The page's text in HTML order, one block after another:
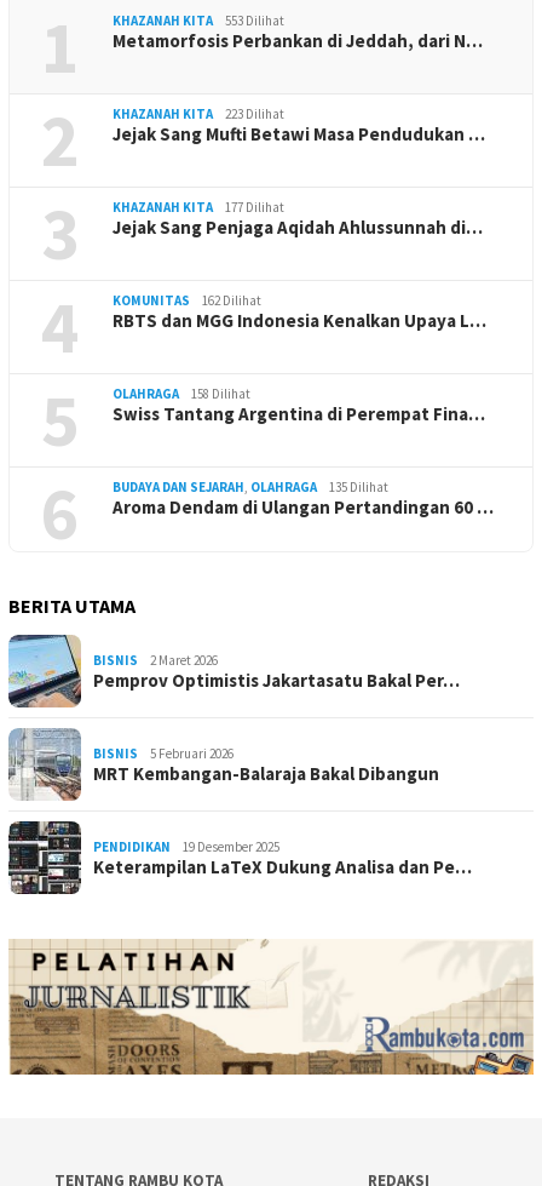
1 KHAZANAH KITA 553 Dilihat
Metamorfosis Perbankan di Jeddah, dari N…
2 KHAZANAH KITA 223 Dilihat
Jejak Sang Mufti Betawi Masa Pendudukan …
3 KHAZANAH KITA 177 Dilihat
Jejak Sang Penjaga Aqidah Ahlussunnah di…
4 KOMUNITAS 162 Dilihat
RBTS dan MGG Indonesia Kenalkan Upaya L…
5 OLAHRAGA 158 Dilihat
Swiss Tantang Argentina di Perempat Fina…
6 BUDAYA DAN SEJARAH, OLAHRAGA 135 Dilihat
Aroma Dendam di Ulangan Pertandingan 60 …
BERITA UTAMA
BISNIS 2 Maret 2026
Pemprov Optimistis Jakartasatu Bakal Per…
BISNIS 5 Februari 2026
MRT Kembangan-Balaraja Bakal Dibangun
PENDIDIKAN 19 Desember 2025
Keterampilan LaTeX Dukung Analisa dan Pe…
TENTANG RAMBU KOTA REDAKSI